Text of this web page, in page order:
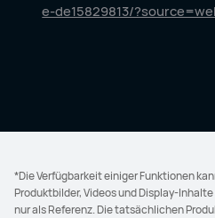
e-de15829813/
*Die Verfügbarkeit einiger Funktionen
Produktbilder, Videos und Display-
nur als Referenz. Die tatsächlichen